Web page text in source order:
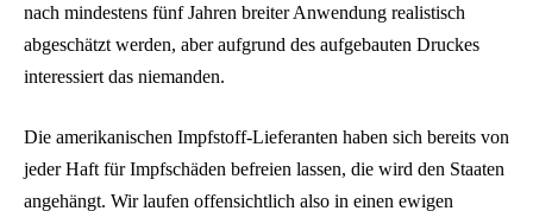
nach mindestens fünf Jahren breiter Anwendung realistisch
abgeschätzt werden, aber aufgrund des aufgebauten Druckes
interessiert das niemanden.
Die amerikanischen Impfstoff-Lieferanten haben sich bereits von
jeder Haft für Impfschäden befreien lassen, die wird den Staaten
angehängt. Wir laufen offensichtlich also in einen ewigen